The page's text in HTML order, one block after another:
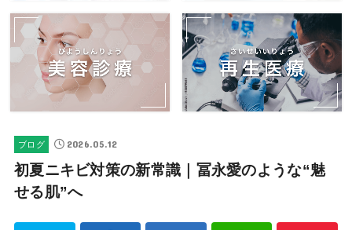
ブログ 2026.05.12
初夏ニキビ対策の新常識｜冨永愛のような“魅
せる肌”へ